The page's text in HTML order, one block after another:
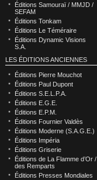
Éditions Samouraï / MMJD /
SEFAM
Éditions Tonkam
Éditions Le Téméraire
Éditions Dynamic Visions
S.A.
LES ÉDITIONS ANCIENNES
Éditions Pierre Mouchot
Éditions Paul Dupont
Éditions S.E.L.P.A.
Éditions E.G.E.
Éditions E.P.M.
Éditions Fournier Valdès
Éditions Moderne (S.A.G.E.)
Éditions Impéria
Éditions Griserie
Éditions de La Flamme d’Or /
des Remparts
Éditions Presses Mondiales